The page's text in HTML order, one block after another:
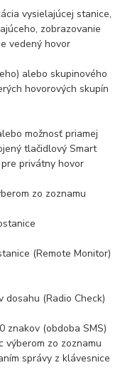
vysielajúcej stanice,
zobrazovanie
vedený hovor
alebo skupinového
hovorových skupín
možnosť priamej
tlačidlový Smart
privátny hovor
zo zoznamu
(Remote Monitor)
(Radio Check)
znakov (obdoba SMS)
výberom zo zoznamu
správy z klávesnice